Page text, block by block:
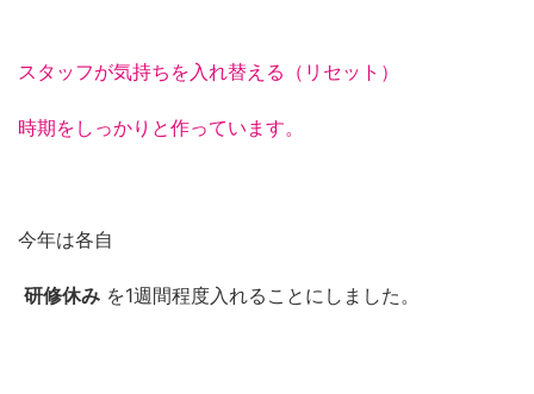
スタッフが気持ちを入れ替える（リセット）
時期をしっかりと作っています。
今年は各自
研修休み を1週間程度入れることにしました。